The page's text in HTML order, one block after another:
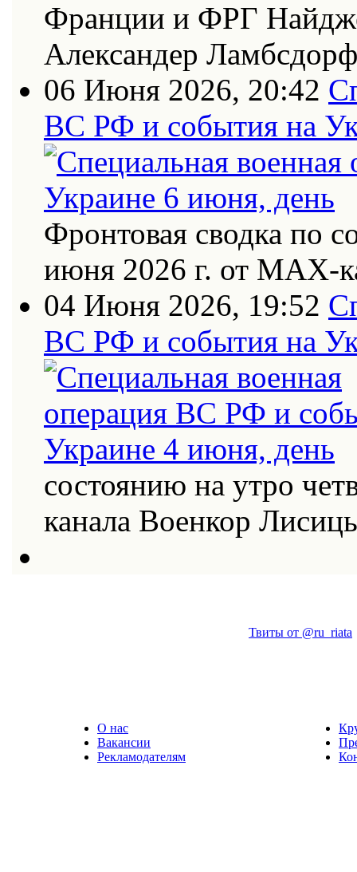
Франции и ФРГ
Александер
06 Июня 2026, 20:42
ВС РФ и события на
Фронтовая сводка по
июня 2026 г. от МАХ-
04 Июня 2026, 19:52
ВС РФ и события на
состоянию на утро
канала Военкор
Твиты от @ru_riata
О нас
Вакансии
Рекламодателям